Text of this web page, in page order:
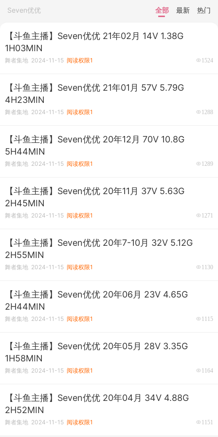
Seven优优 热门
最新
全部
【斗鱼主播】Seven优优 21年02月 14V 1.38G
1H03MIN
舞者集地 2024-11-15 阅读权限1 1524
【斗鱼主播】Seven优优 21年01月 57V 5.79G
4H23MIN
舞者集地 2024-11-15 阅读权限1 1288
【斗鱼主播】Seven优优 20年12月 70V 10.8G
5H44MIN
舞者集地 2024-11-15 阅读权限1 1289
【斗鱼主播】Seven优优 20年11月 37V 5.63G
2H45MIN
舞者集地 2024-11-15 阅读权限1 1271
【斗鱼主播】Seven优优 20年7-10月 32V 5.12G
2H55MIN
舞者集地 2024-11-15 阅读权限1 1130
【斗鱼主播】Seven优优 20年06月 23V 4.65G
2H44MIN
舞者集地 2024-11-15 阅读权限1 1115
【斗鱼主播】Seven优优 20年05月 28V 3.35G
1H58MIN
舞者集地 2024-11-15 阅读权限1 1164
【斗鱼主播】Seven优优 20年04月 34V 4.88G
2H52MIN
舞者集地 2024-11-15 阅读权限1 1151